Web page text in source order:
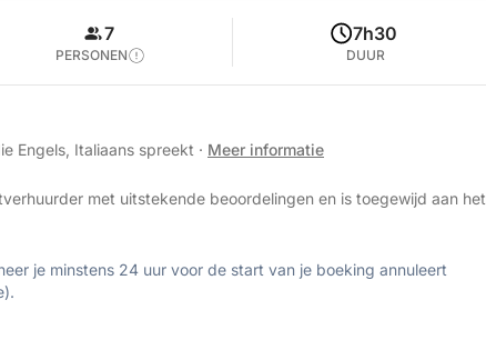
7
PERSONEN
7h30
DUUR
Engels, Italiaans spreekt · Meer informatie
met uitstekende beoordelingen en is toegewijd aan het
je minstens 24 uur voor de start van je boeking annuleert